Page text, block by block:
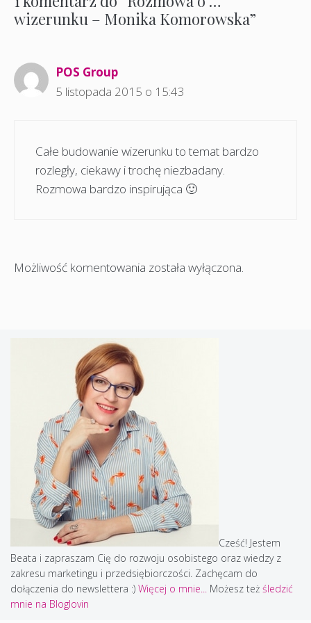
wizerunku – Monika Komorowska”
POS Group
5 listopada 2015 o 15:43
Całe budowanie wizerunku to temat bardzo
rozległy, ciekawy i trochę niezbadany.
Rozmowa bardzo inspirująca 🙂
Możliwość komentowania została wyłączona.
Cześć! Jestem
Beata i zapraszam Cię do rozwoju osobistego oraz wiedzy z
zakresu marketingu i przedsiębiorczości. Zachęcam do
dołączenia do newslettera :) Więcej o mnie... Możesz też śledzić
mnie na Bloglovin